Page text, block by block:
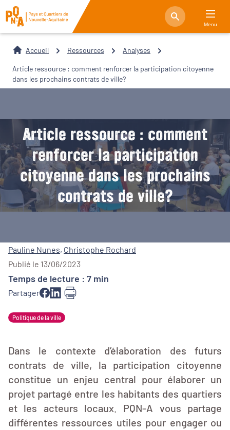
Menu
Accueil Ressources Analyses
Article ressource : comment renforcer la participation citoyenne
dans les prochains contrats de ville?
Article ressource : comment
renforcer la participation
citoyenne dans les prochains
contrats de ville?
Pauline Nunes, Christophe Rochard
Publié le 13/06/2023
Temps de lecture : 7 min
Partager
Politique de la ville
Dans le contexte d’élaboration des futurs
contrats de ville, la participation citoyenne
constitue un enjeu central pour élaborer un
projet partagé entre les habitants des quartiers
et les acteurs locaux. PQN-A vous partage
différentes ressources utiles pour engager ou